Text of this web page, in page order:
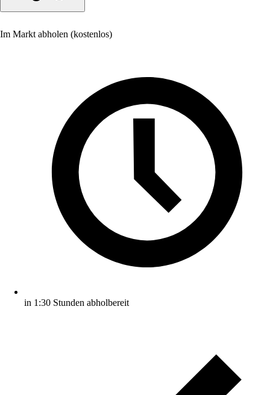
Im Markt abholen (kostenlos)
in 1:30 Stunden abholbereit